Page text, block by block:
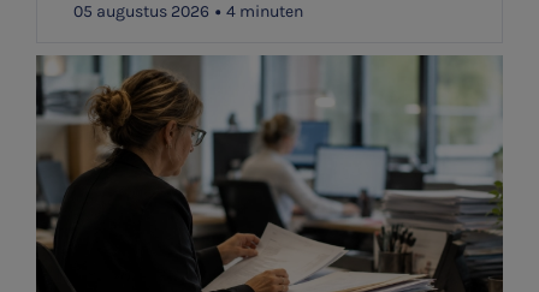
05 augustus 2026 4 minuten